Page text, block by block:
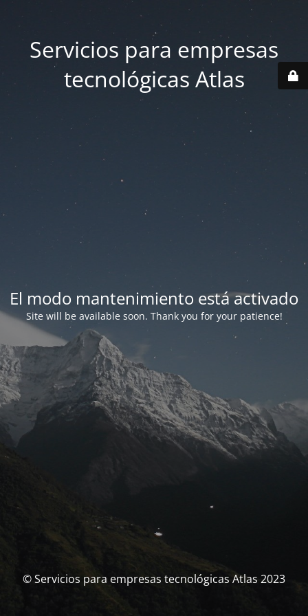
Servicios para empresas
tecnológicas Atlas
El modo mantenimiento está activado
Site will be available soon. Thank you for your patience!
© Servicios para empresas tecnológicas Atlas 2023